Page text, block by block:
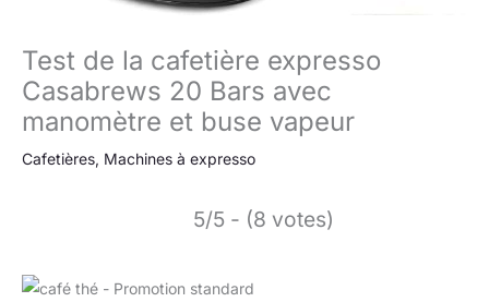
Test de la cafetière expresso
Casabrews 20 Bars avec
manomètre et buse vapeur
Cafetières, Machines à expresso
5/5 - (8 votes)